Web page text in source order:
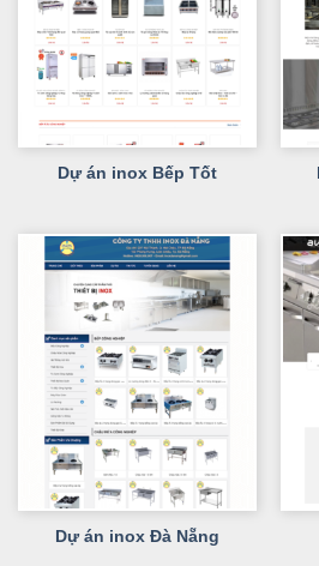
Dự án inox Bếp Tốt
Dự án inox Đà Nẵng